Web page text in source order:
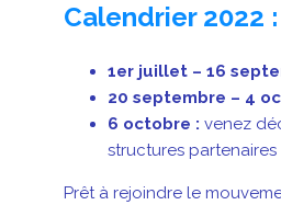
Calendrier 2022 :
1er juillet – 16
20 septembre – 4
6 octobre : venez
structures partenaires
Prêt à rejoindre le